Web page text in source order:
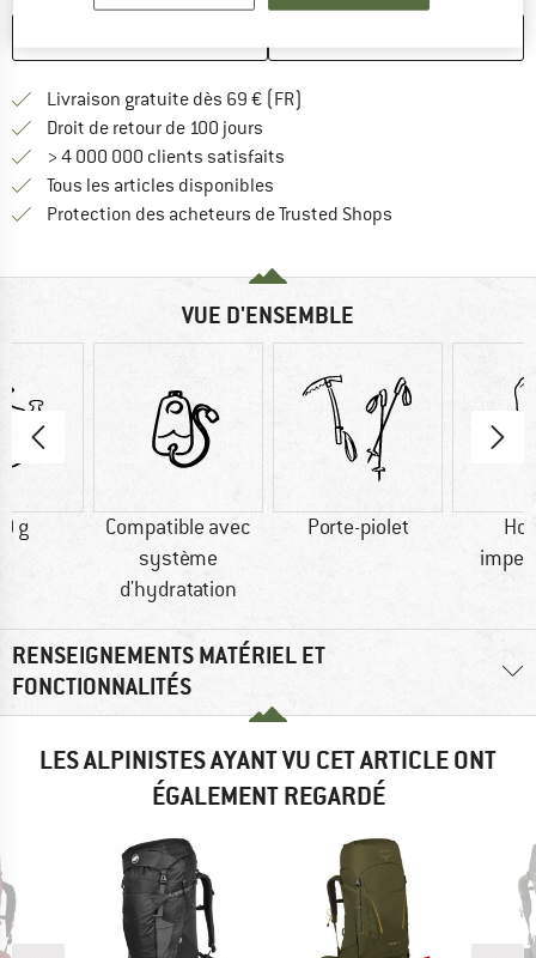
Livraison gratuite dès 69 € (FR)
Droit de retour de 100 jours
> 4 000 000 clients satisfaits
Tous les articles disponibles
Protection des acheteurs de Trusted Shops
VUE D'ENSEMBLE
g
Compatible avec
système
d'hydratation
Porte-piolet
RENSEIGNEMENTS MATÉRIEL ET
FONCTIONNALITÉS
LES ALPINISTES AYANT VU CET ARTICLE ONT
ÉGALEMENT REGARDÉ